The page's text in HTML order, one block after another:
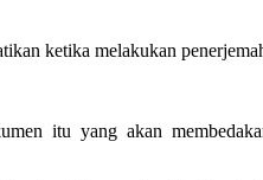
ketika melakukan
itu yang akan